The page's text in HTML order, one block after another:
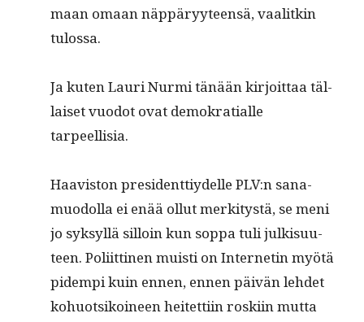
maan omaan näp­päryy­teen­sä, vaal­itkin
tulossa.
Ja kuten Lau­ri Nur­mi tänään kir­joit­taa täl­
laiset vuodot ovat demokra­tialle
tarpeellisia.
Haav­is­ton pres­i­dent­tiy­delle PLV:n sana­
muodol­la ei enää ollut merk­i­tys­tä, se meni
jo syksyl­lä sil­loin kun sop­pa tuli julk­isu­u­
teen. Poli­it­ti­nen muisti on Inter­netin myötä
pidem­pi kuin ennen, ennen päivän lehdet
kohuot­sikoi­neen heit­et­ti­in roski­in mut­ta